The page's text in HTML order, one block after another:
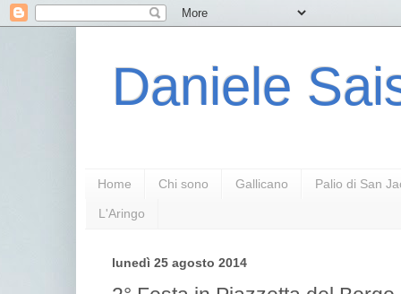
Daniele
Home Chi sono Gallicano Palio di San
L'Aringo
lunedì 25 agosto 2014